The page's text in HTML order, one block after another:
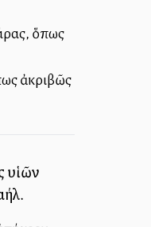
ὅπως
ἀκριβῶς
υἱῶν